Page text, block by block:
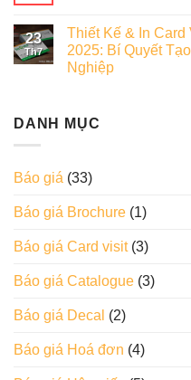
23
Th7
Thiết Kế & In
2025: Bí Quyết
Nghiệp
DANH MỤC
Báo giá (33)
Báo giá Brochure (1)
Báo giá Card visit(3)
Báo giá Catalogue (3)
Báo giá Decal (2)
Báo giá Hoá đơn (4)